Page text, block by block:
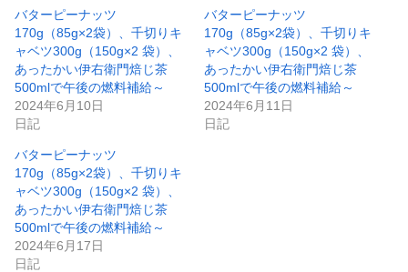
ウ
で
開
き
ま
す
)
い
(
新
し
い
ウ
ィ
ン
ド
き
ま
す
)
バターピーナッツ
170g（85g×2袋）、千切りキ
ャベツ300g（150g×2 袋）、
あったかい伊右衛門焙じ茶
500mlで午後の燃料補給～
2024年6月10日
日記
バターピーナッツ
170g（85g×2袋）、千切りキ
ャベツ300g（150g×2 袋）、
あったかい伊右衛門焙じ茶
500mlで午後の燃料補給～
2024年6月11日
日記
バターピーナッツ
170g（85g×2袋）、千切りキ
ャベツ300g（150g×2 袋）、
あったかい伊右衛門焙じ茶
500mlで午後の燃料補給～
2024年6月17日
日記